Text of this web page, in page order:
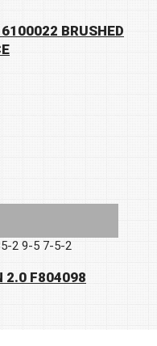
BRUSHED
2 9-5 7-5-2
2.0 F804098